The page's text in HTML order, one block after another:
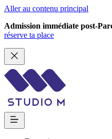
Aller au contenu principal
Admission immédiate post-
réserve ta place